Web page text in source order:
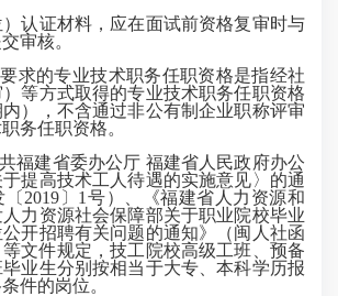
证材料，应在面试前资格复审时与
审核。
的专业技术职务任职资格是指经社
等方式取得的专业技术职务任职资格
内），不含通过非公有制企业职称评审
务任职资格。
建省委办公厅 福建省人民政府办公
提高技术工人待遇的实施意见〉的通
2019〕1号）、《福建省人力资源和
力资源社会保障部关于职业院校毕业
开招聘有关问题的通知》（闽人社函
等文件规定，技工院校高级工班、预备
业生分别按相当于大专、本科学历报
件的岗位。